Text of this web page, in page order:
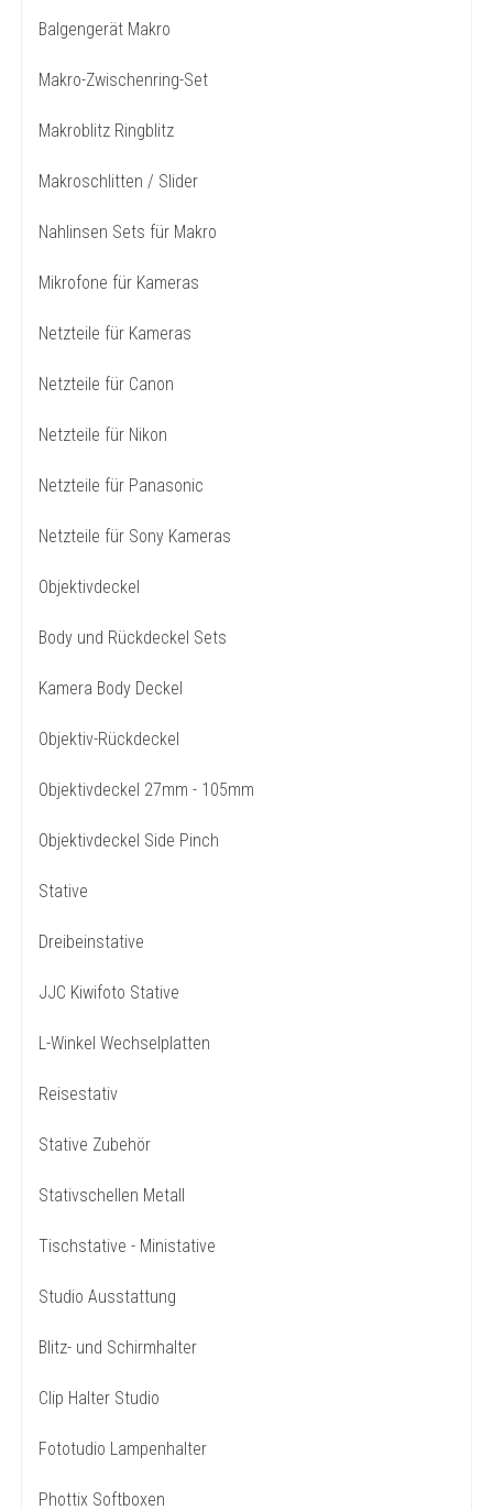
Balgengerät Makro
Makro-Zwischenring-Set
Makroblitz Ringblitz
Makroschlitten / Slider
Nahlinsen Sets für Makro
Mikrofone für Kameras
Netzteile für Kameras
Netzteile für Canon
Netzteile für Nikon
Netzteile für Panasonic
Netzteile für Sony Kameras
Objektivdeckel
Body und Rückdeckel Sets
Kamera Body Deckel
Objektiv-Rückdeckel
Objektivdeckel 27mm - 105mm
Objektivdeckel Side Pinch
Stative
Dreibeinstative
JJC Kiwifoto Stative
L-Winkel Wechselplatten
Reisestativ
Stative Zubehör
Stativschellen Metall
Tischstative - Ministative
Studio Ausstattung
Blitz- und Schirmhalter
Clip Halter Studio
Fototudio Lampenhalter
Phottix Softboxen